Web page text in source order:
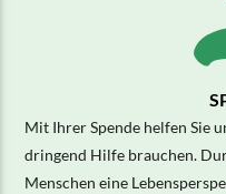
Mit Ihrer Spende helfen Sie
dringend Hilfe brauchen.
Menschen eine